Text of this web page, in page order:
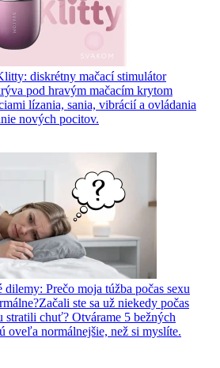
diskrétny mačací stimulátor
pod hravým mačacím krytom
lízania, sania, vibrácií a ovládania
nových pocitov.
dilemy: Prečo moja túžba počas sexu
Začali ste sa už niekedy počas
stratili chuť? Otvárame 5 bežných
oveľa normálnejšie, než si myslíte.